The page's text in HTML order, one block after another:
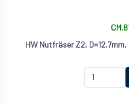
HW Nutfräser Z2,